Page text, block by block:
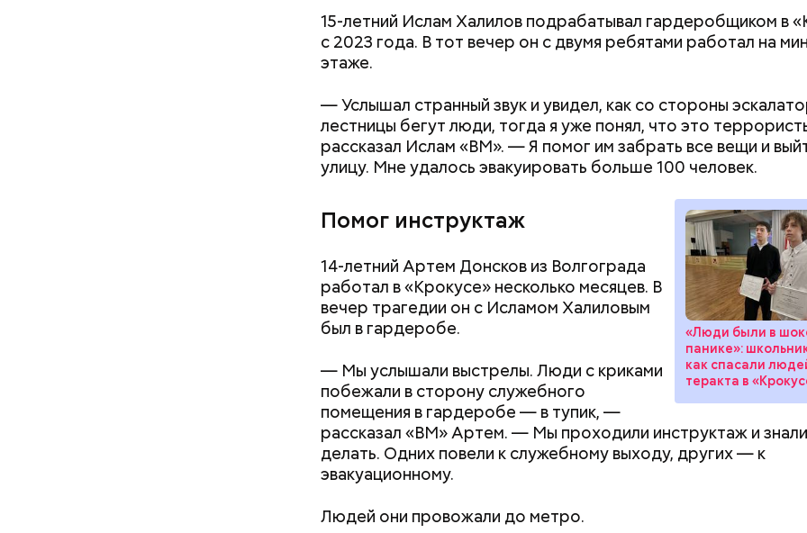
15-летний Ислам Халилов подрабатывал гардеробщиком в
с 2023 года. В тот вечер он с двумя ребятами работал на
этаже.
— Услышал странный звук и увидел, как со стороны
лестницы бегут люди, тогда я уже понял, что это
рассказал Ислам «ВМ». — Я помог им забрать все вещи и
улицу. Мне удалось эвакуировать больше 100 человек.
«Люди были в
панике»:
как спасали
теракта в
Помог инструктаж
14-летний Артем Донсков из Волгограда
работал в «Крокусе» несколько месяцев. В
вечер трагедии он с Исламом Халиловым
был в гардеробе.
— Мы услышали выстрелы. Люди с криками
побежали в сторону служебного
помещения в гардеробе — в тупик, —
рассказал «ВМ» Артем. — Мы проходили инструктаж и
делать. Одних повели к служебному выходу, других — к
эвакуационному.
Людей они провожали до метро.
Как поменять батареи дома и
Как получить
претендовать
документы